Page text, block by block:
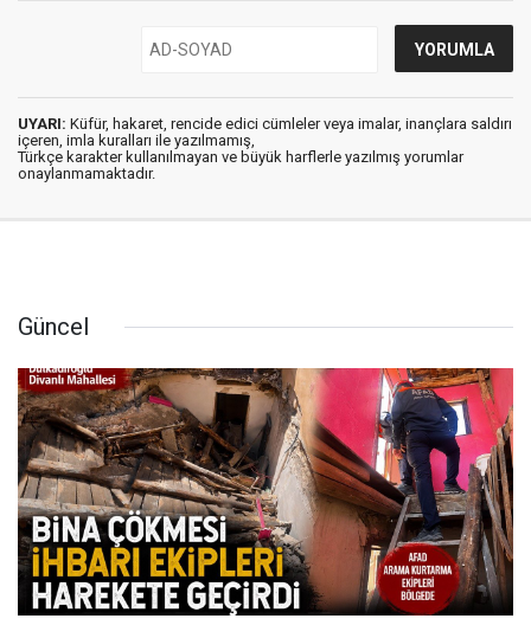
UYARI: Küfür, hakaret, rencide edici cümleler veya imalar, inançlara saldırı
içeren, imla kuralları ile yazılmamış,
Türkçe karakter kullanılmayan ve büyük harflerle yazılmış yorumlar
onaylanmamaktadır.
Güncel